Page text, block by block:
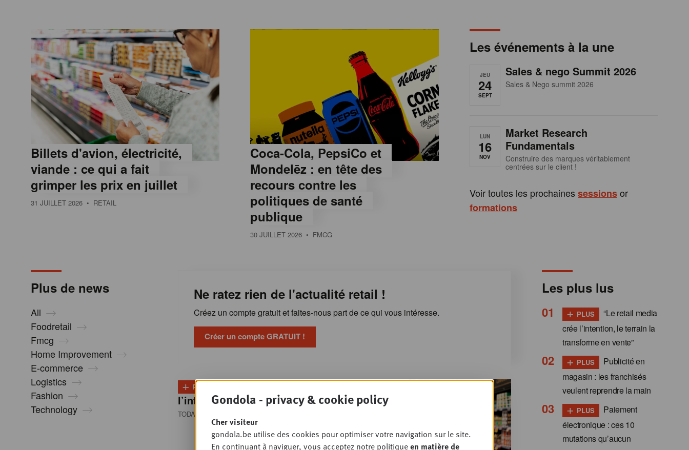
Billets d'avion, électricité,
viande : ce qui a fait
grimper les prix en juillet
31 JUILLET 2026 • RETAIL
Coca-Cola, PepsiCo et
Mondelēz : en tête des
recours contre les
politiques de santé
publique
30 JUILLET 2026 • FMCG
Les événements à la une
JEU
24
SEPT
Sales & nego Summit 2026
Sales & Nego summit 2026
LUN
16
NOV
Market Research
Fundamentals
Construire des marques véritablement
centrées sur le client !
Voir toutes les prochaines sessionsor
formations
Plus de news
All
Foodretail
Fmcg
Home Improvement
E-commerce
Logistics
Fashion
Technology
Ne ratez rien de l'actualité retail !
Créez un compte gratuit et faites-nous part de ce qui vous intéresse.
Créer un compte GRATUIT !
+ PLUS
“Le retail media crée
l’intention, le terrain la transforme en vente”
TODAY 08:30
Les plus lus
+ PLUS
“Le retail media
crée l’intention, le terrain la
transforme en vente”
+ PLUS
Publicité en
magasin : les franchisés
veulent reprendre la main
+ PLUS
Paiement
électronique : ces 10
mutations qu’aucun
Gondola - privacy & cookie policy
Cher visiteur
gondola.be utilise des cookies pour optimiser votre navigation sur le site.
En continuant à naviguer, vous acceptez notre politiqueen matière de